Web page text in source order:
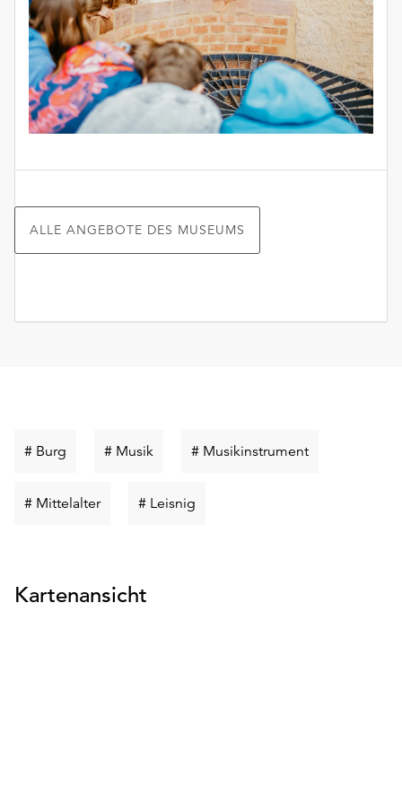
ALLE ANGEBOTE DES MUSEUMS
# Burg Schlüsselwort
# Musik Schlüsselwort
# MusikinstrumentSchlüsselwort
# MittelalterSchlüsselwort
# Leisnig
Kartenansicht